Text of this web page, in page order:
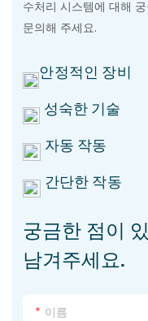
수처리 시스템에 대해
문의해 주세요.
안정적인 장비
성숙한 기술
자동 작동
간단한 작동
궁금한 점이
남겨주세요.
이름